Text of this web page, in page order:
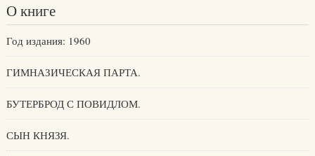
О книге
Год издания: 1960
ГИМНАЗИЧЕСКАЯ ПАРТА.
БУТЕРБРОД С ПОВИДЛОМ.
СЫН КНЯЗЯ.